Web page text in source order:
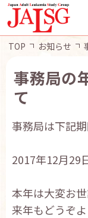
TOP お知らせ
事務局の
て
事務局は下記
2017年12月29
本年は大変お
来年もどうぞ